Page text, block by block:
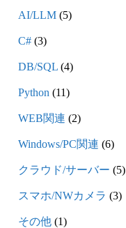
AI/LLM (5)
C# (3)
DB/SQL (4)
Python (11)
WEB関連 (2)
Windows/PC関連 (6)
クラウド/サーバー (5)
スマホ/NWカメラ (3)
その他 (1)